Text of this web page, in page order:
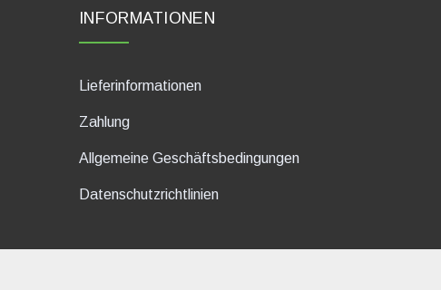
INFORMATIONEN
Lieferinformationen
Zahlung
Allgemeine Geschäftsbedingungen
Datenschutzrichtlinien